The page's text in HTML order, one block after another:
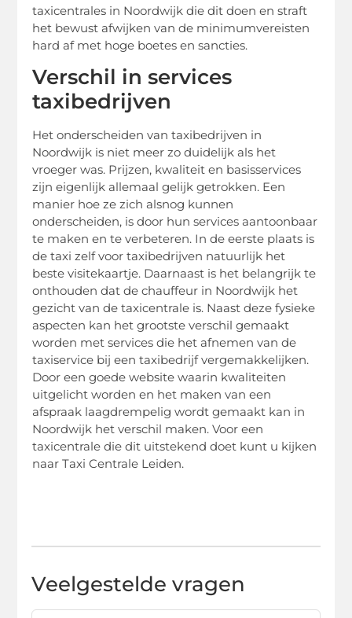
taxicentrales in Noordwijk die dit doen en straft
het bewust afwijken van de minimumvereisten
hard af met hoge boetes en sancties.
Verschil in services
taxibedrijven
Het onderscheiden van taxibedrijven in
Noordwijk is niet meer zo duidelijk als het
vroeger was. Prijzen, kwaliteit en basisservices
zijn eigenlijk allemaal gelijk getrokken. Een
manier hoe ze zich alsnog kunnen
onderscheiden, is door hun services aantoonbaar
te maken en te verbeteren. In de eerste plaats is
de taxi zelf voor taxibedrijven natuurlijk het
beste visitekaartje. Daarnaast is het belangrijk te
onthouden dat de chauffeur in Noordwijk het
gezicht van de taxicentrale is. Naast deze fysieke
aspecten kan het grootste verschil gemaakt
worden met services die het afnemen van de
taxiservice bij een taxibedrijf vergemakkelijken.
Door een goede website waarin kwaliteiten
uitgelicht worden en het maken van een
afspraak laagdrempelig wordt gemaakt kan in
Noordwijk het verschil maken. Voor een
taxicentrale die dit uitstekend doet kunt u kijken
naar Taxi Centrale Leiden.
Veelgestelde vragen